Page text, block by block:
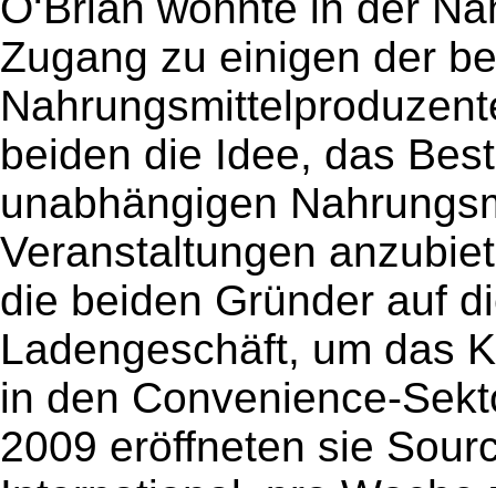
Zugang zu einigen der
beiden die Idee, das
unabhängigen
Veranstaltungen
die beiden Gründer auf
Ladengeschäft, um das
in den Convenience-
2009 eröffneten sie